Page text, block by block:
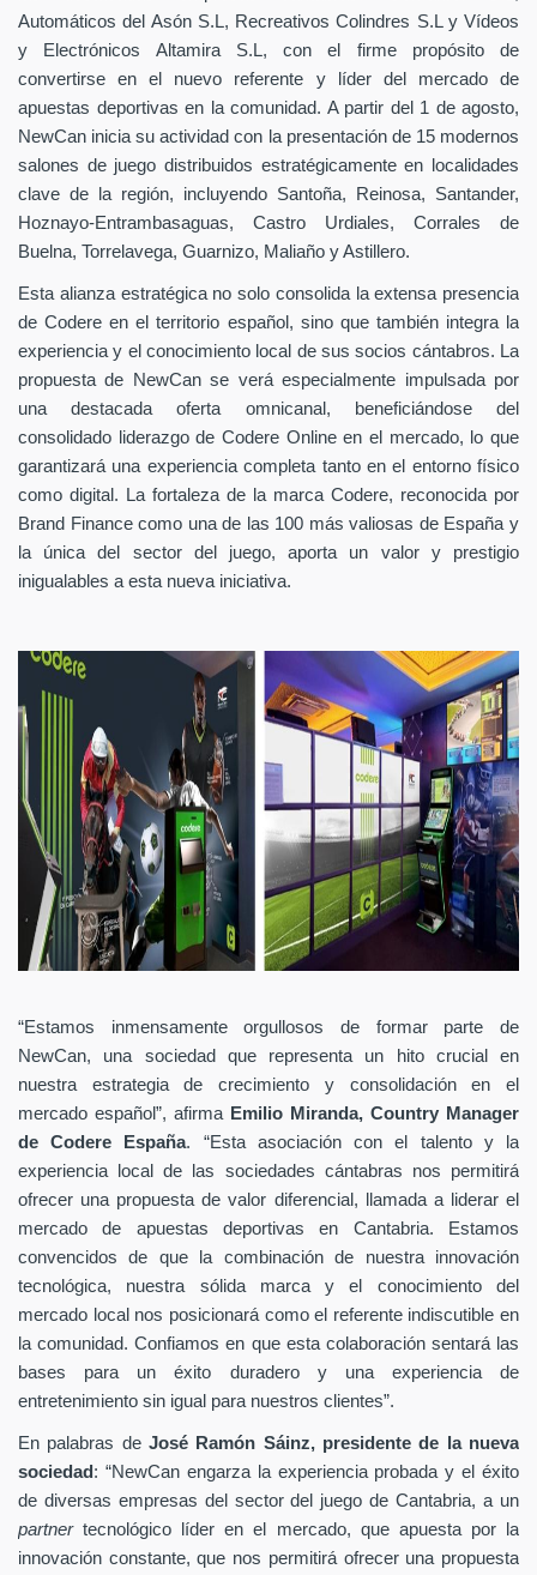
Automáticos del Asón S.L, Recreativos Colindres S.L y Vídeos
y Electrónicos Altamira S.L, con el firme propósito de
convertirse en el nuevo referente y líder del mercado de
apuestas deportivas en la comunidad. A partir del 1 de agosto,
NewCan inicia su actividad con la presentación de 15 modernos
salones de juego distribuidos estratégicamente en localidades
clave de la región, incluyendo Santoña, Reinosa, Santander,
Hoznayo-Entrambasaguas, Castro Urdiales, Corrales de
Buelna, Torrelavega, Guarnizo, Maliaño y Astillero.
Esta alianza estratégica no solo consolida la extensa presencia
de Codere en el territorio español, sino que también integra la
experiencia y el conocimiento local de sus socios cántabros. La
propuesta de NewCan se verá especialmente impulsada por
una destacada oferta omnicanal, beneficiándose del
consolidado liderazgo de Codere Online en el mercado, lo que
garantizará una experiencia completa tanto en el entorno físico
como digital. La fortaleza de la marca Codere, reconocida por
Brand Finance como una de las 100 más valiosas de España y
la única del sector del juego, aporta un valor y prestigio
inigualables a esta nueva iniciativa.
“Estamos inmensamente orgullosos de formar parte de
NewCan, una sociedad que representa un hito crucial en
nuestra estrategia de crecimiento y consolidación en el
mercado español”, afirma Emilio Miranda, Country Manager
de Codere España. “Esta asociación con el talento y la
experiencia local de las sociedades cántabras nos permitirá
ofrecer una propuesta de valor diferencial, llamada a liderar el
mercado de apuestas deportivas en Cantabria. Estamos
convencidos de que la combinación de nuestra innovación
tecnológica, nuestra sólida marca y el conocimiento del
mercado local nos posicionará como el referente indiscutible en
la comunidad. Confiamos en que esta colaboración sentará las
bases para un éxito duradero y una experiencia de
entretenimiento sin igual para nuestros clientes”.
En palabras de José Ramón Sáinz, presidente de la nueva
sociedad : “NewCan engarza la experiencia probada y el éxito
de diversas empresas del sector del juego de Cantabria, a un
partnertecnológico líder en el mercado, que apuesta por la
innovación constante, que nos permitirá ofrecer una propuesta